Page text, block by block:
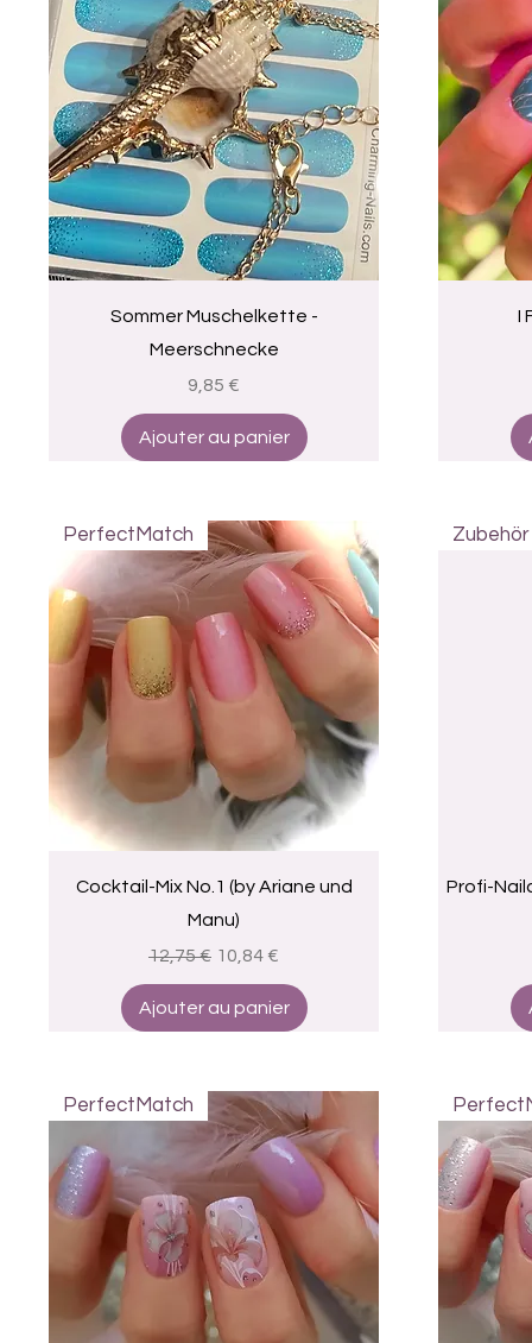
Aperçu rapide
Sommer Muschelkette -
Meerschnecke
Prix
9,85 €
Ajouter au panier
I
Aperçu rapide
PerfectMatch
Cocktail-Mix No.1 (by Ariane und
Manu)
Prix original
12,75 € Prix promotionnel
10,84 €
Ajouter au panier
Zubehör
Profi-
PerfectMatch